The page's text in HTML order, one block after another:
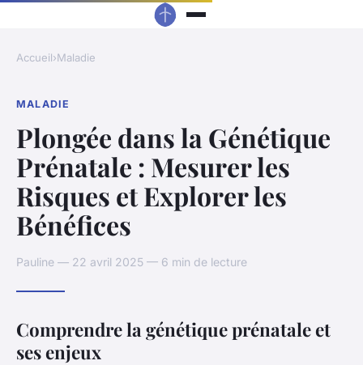
Accueil›Maladie
MALADIE
Plongée dans la Génétique
Prénatale : Mesurer les
Risques et Explorer les
Bénéfices
Pauline — 22 avril 2025 — 6 min de lecture
Comprendre la génétique prénatale et
ses enjeux